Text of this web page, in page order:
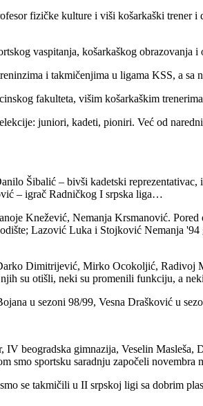
fizičke kulture i viši košarkaški trener i
vaspitanja, košarkaškog obrazovanja i
i takmičenjima u ligama KSS, a
fakulteta, višim košarkaškim
juniori, kadeti, pioniri. Već od
Šibalić – bivši kadetski
– igrač Radničkog I srpska liga…
Knežević, Nemanja Krsmanović. Pored
Lazović Luka i Stojković Nemanja
Dimitrijević, Mirko Ocokoljić, Radivoj
su otišli, neki su promenili funkciju, a
u sezoni 98/99, Vesna Drašković u
beogradska gimnazija, Veselin Masleša,
smo sportsku saradnju započeli novembra
se takmičili u II srpskoj ligi sa dobrim